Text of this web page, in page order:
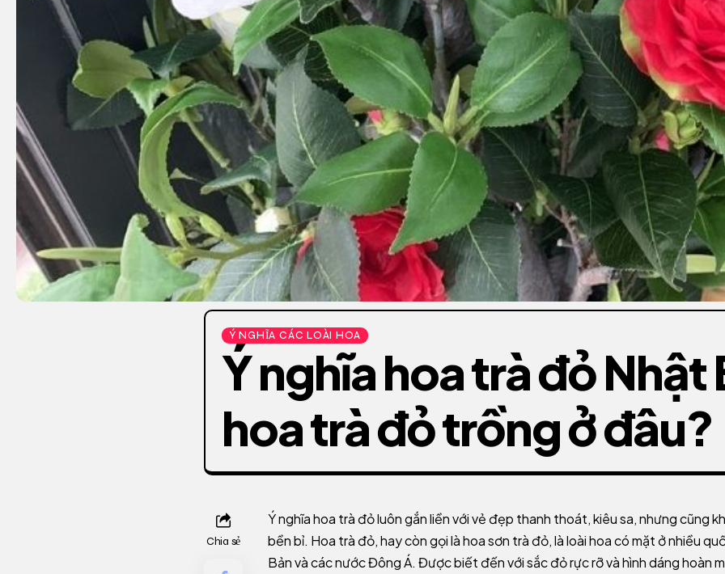
Ý NGHĨA CÁC LOÀI HOA
Ý nghĩa hoa trà đỏ Nhật
hoa trà đỏ trồng ở đâu?
Chia sẻ
Ý nghĩa hoa trà đỏ luôn gắn liền với vẻ đẹp thanh thoát, kiêu sa, nhưng cũng
bền bỉ. Hoa trà đỏ, hay còn gọi là hoa sơn trà đỏ, là loài hoa có mặt ở nhiều
Bản và các nước Đông Á. Được biết đến với sắc đỏ rực rỡ và hình dáng hoàn